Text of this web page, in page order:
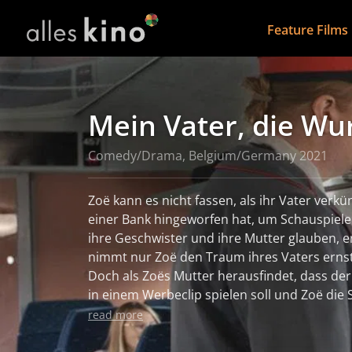
Feature Films
Mein Vater, die
Comedy/Drama, Belgium/Germany 2021
Zoë kann es nicht fassen, als ihr Vater
einer Bank hingeworfen hat, um
ihre Geschwister und ihre Mutter glauben,
nimmt nur Zoë den Traum ihres Vaters
Doch als Zoës Mutter herausfindet, dass
in einem Werbeclip spielen soll und Zoë die
um ihrem Vater bei seinem irrwitzigen
gerät das Familiengleichgewicht in Schieflage.
read more